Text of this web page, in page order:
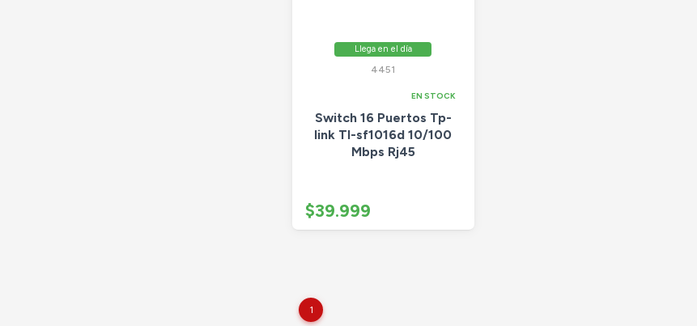
Llega en el día
4451
EN STOCK
Switch 16 Puertos Tp-
link Tl-sf1016d 10/100
Mbps Rj45
$39.999
1